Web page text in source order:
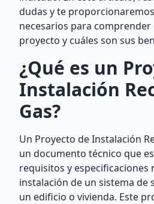
dudas y te
necesarios para
proyecto y cuáles son sus
¿Qué es un
Instalación
Gas?
Un Proyecto de Instalación
un documento técnico que
requisitos y especificaciones
instalación de un sistema de
un edificio o vivienda. Este